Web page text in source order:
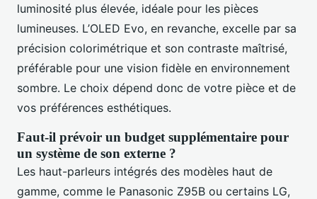
luminosité plus élevée, idéale pour les pièces
lumineuses. L’OLED Evo, en revanche, excelle par sa
précision colorimétrique et son contraste maîtrisé,
préférable pour une vision fidèle en environnement
sombre. Le choix dépend donc de votre pièce et de
vos préférences esthétiques.
Faut-il prévoir un budget supplémentaire pour
un système de son externe ?
Les haut-parleurs intégrés des modèles haut de
gamme, comme le Panasonic Z95B ou certains LG,